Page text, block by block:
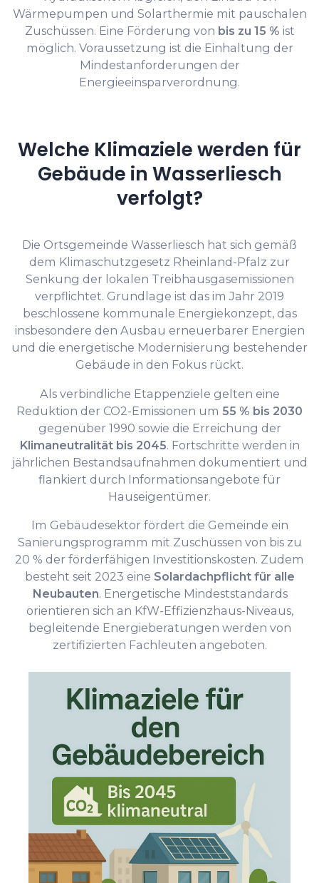
Wärmepumpen und Solarthermie mit pauschalen
Zuschüssen. Eine Förderung von bis zu 15 % ist
möglich. Voraussetzung ist die Einhaltung der
Mindestanforderungen der
Energieeinsparverordnung.
Welche Klimaziele werden für
Gebäude in Wasserliesch
verfolgt?
Die Ortsgemeinde Wasserliesch hat sich gemäß
dem Klimaschutzgesetz Rheinland-Pfalz zur
Senkung der lokalen Treibhausgasemissionen
verpflichtet. Grundlage ist das im Jahr 2019
beschlossene kommunale Energiekonzept, das
insbesondere den Ausbau erneuerbarer Energien
und die energetische Modernisierung bestehender
Gebäude in den Fokus rückt.
Als verbindliche Etappenziele gelten eine
Reduktion der CO2-Emissionen um 55 % bis 2030
gegenüber 1990 sowie die Erreichung der
Klimaneutralität bis 2045. Fortschritte werden in
jährlichen Bestandsaufnahmen dokumentiert und
flankiert durch Informationsangebote für
Hauseigentümer.
Im Gebäudesektor fördert die Gemeinde ein
Sanierungsprogramm mit Zuschüssen von bis zu
20 % der förderfähigen Investitionskosten. Zudem
besteht seit 2023 eine Solardachpflicht für alle
Neubauten. Energetische Mindeststandards
orientieren sich an KfW-Effizienzhaus-Niveaus,
begleitende Energieberatungen werden von
zertifizierten Fachleuten angeboten.